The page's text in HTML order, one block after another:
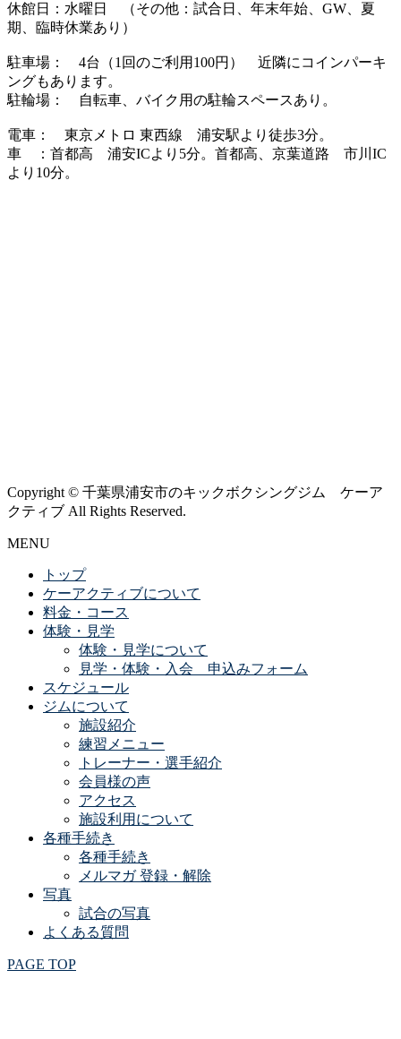
休館日：水曜日 （その他：試合日、年末年始、GW、夏
期、臨時休業あり）
駐車場： 4台（1回のご利用100円） 近隣にコインパーキ
ングもあります。
駐輪場： 自転車、バイク用の駐輪スペースあり。
電車： 東京メトロ 東西線 浦安駅より徒歩3分。
車 ：首都高 浦安ICより5分。首都高、京葉道路 市川IC
より10分。
Copyright © 千葉県浦安市のキックボクシングジム ケーア
クティブ All Rights Reserved.
MENU
トップ
ケーアクティブについて
料金・コース
体験・見学
体験・見学について
見学・体験・入会 申込みフォーム
スケジュール
ジムについて
施設紹介
練習メニュー
トレーナー・選手紹介
会員様の声
アクセス
施設利用について
各種手続き
各種手続き
メルマガ 登録・解除
写真
試合の写真
よくある質問
PAGE TOP